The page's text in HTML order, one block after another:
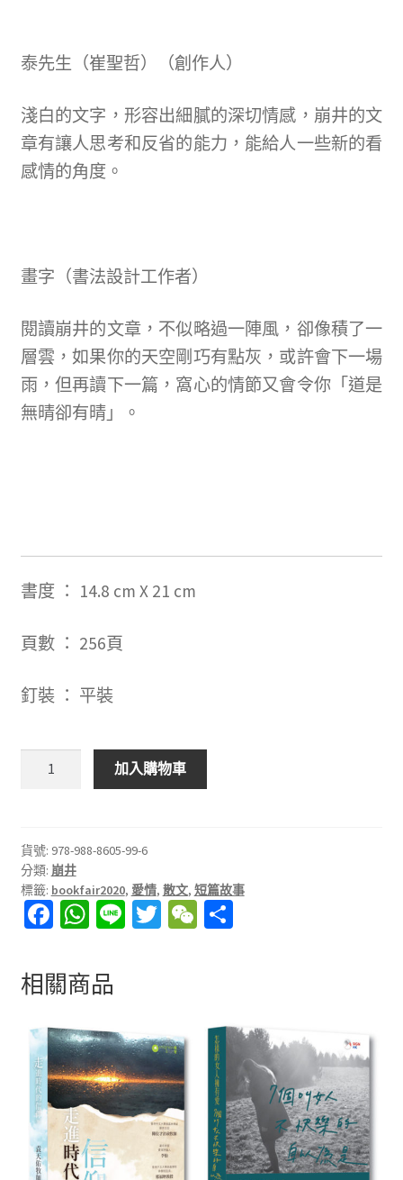
泰先生（崔聖哲）（創作人）
淺白的文字，形容出細膩的深切情感，崩井的文
章有讓人思考和反省的能力，能給人一些新的看
感情的角度。
畫字（書法設計工作者）
閱讀崩井的文章，不似略過一陣風，卻像積了一
層雲，如果你的天空剛巧有點灰，或許會下一場
雨，但再讀下一篇，窩心的情節又會令你「道是
無晴卻有晴」。
書度 ： 14.8 cm X 21 cm
頁數 ： 256頁
釘裝 ： 平裝
待
我
們
的
而
數
量
加入購物車
貨號: 978-988-8605-99-6
分類: 崩井
標籤: bookfair2020, 愛情, 散文, 短篇故事
Fa
b
o
o
k
W
at
sA
p
p
Li T W
at
分
相關商品